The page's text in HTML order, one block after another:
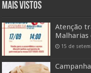
Mais vistos
Atenção
Malharias
15 de